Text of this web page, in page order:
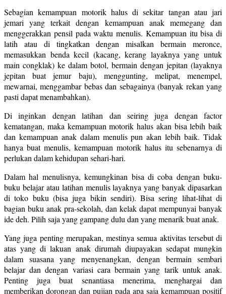
Sebagian kemampuan motorik halus di sekitar tangan atau jari
jemari yang terkait dengan kemampuan anak memegang dan
menggerakkan pensil pada waktu menulis. Kemampuan itu bisa di
latih atau di tingkatkan dengan misalkan bermain meronce,
memasukkan benda kecil (kacang, kerang layaknya yang untuk
main congklak) ke dalam botol, bermain dengan jepitan (layaknya
jepitan buat jemur baju), menggunting, melipat, menempel,
mewarnai, menggambar bebas dan sebagainya (banyak rekan yang
pasti dapat menambahkan).
Di inginkan dengan latihan dan seiring juga dengan factor
kematangan, maka kemampuan motorik halus akan bisa lebih baik
dan kemampuan anak dalam menulis pun akan lebih baik. Tidak
hanya buat menulis, kemampuan motorik halus itu sebenarnya di
perlukan dalam kehidupan sehari-hari.
Dalam hal menulisnya, kemungkinan bisa di coba dengan buku-
buku belajar atau latihan menulis layaknya yang banyak dipasarkan
di toko buku (bisa juga bikin sendiri). Bisa sering lihat-lihat di
bagian buku anak pra-sekolah, dan kelak dapat mempunyai banyak
ide deh. Pilih saja yang gampang dulu dan yang menarik buat anak.
Yang juga penting merupakan, mestinya semua aktivitas tersebut di
atas yang di lakuan anak dirumah diupayakan sedapat mungkin
dalam suasana yang menyenangkan, dengan bermain sembari
belajar dan dengan variasi cara bermain yang tarik untuk anak.
Penting juga buat senantiasa menerima, menghargai dan
memberikan dorongan dan pujian pada apa saja kemampuan positif